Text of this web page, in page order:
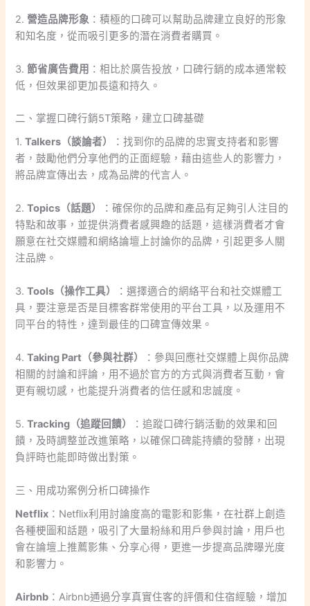
2. 營造品牌形象 ：積極的口碑可以幫助品牌建立良好的形象
和知名度，從而吸引更多的潛在消費者購買。
3.節省廣告費用 ：相比於廣告投放，口碑行銷的成本通常較
低，但效果卻更加長遠和持久。
二、掌握口碑行銷5T策略，建立口碑基礎
1.Talkers（談論者）
：找到你的品牌的忠實支持者和影響
者，鼓勵他們分享他們的正面經驗，藉由這些人的影響力，
將品牌宣傳出去，成為品牌的代言人。
2.Topics（話題）
：確保你的品牌和產品有足夠引人注目的
特點和故事，並提供消費者感興趣的話題，這樣消費者才會
願意在社交媒體和網絡論壇上討論你的品牌，引起更多人關
注品牌。
3.Tools（操作工具）
：選擇適合的網絡平台和社交媒體工
具，要注意是否是目標客群常使用的平台工具，以及運用不
同平台的特性，達到最佳的口碑宣傳效果。
4.Taking Part（參與社群）
：參與回應社交媒體上與你品牌
相關的討論和評論，用不過於官方的方式與消費者互動，會
更有親切感，也能提升消費者的信任感和忠誠度。
5.Tracking（追蹤回饋）
：追蹤口碑行銷活動的效果和回
饋，及時調整並改進策略，以確保口碑能持續的發酵，出現
負評時也能即時做出對策。
三、用成功案例分析口碑操作
Netflix ：Netflix利用討論度高的電影和影集，在社群上創造
各種梗圖和話題，吸引了大量粉絲和用戶參與討論，用戶也
會在論壇上推薦影集、分享心得，更進一步提高品牌曝光度
和影響力。
Airbnb ：Airbnb通過分享真實住客的評價和住宿經驗，增加